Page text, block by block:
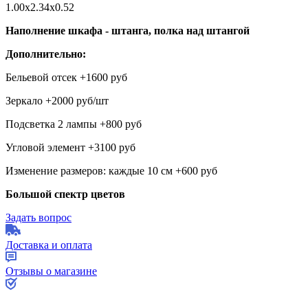
1.00х2.34х0.52
Наполнение шкафа - штанга, полка над штангой
Дополнительно:
Бельевой отсек +1600 руб
Зеркало +2000 руб/шт
Подсветка 2 лампы +800 руб
Угловой элемент +3100 руб
Изменение размеров: каждые 10 см +600 руб
Большой спектр цветов
Задать вопрос
Доставка и оплата
Отзывы о магазине